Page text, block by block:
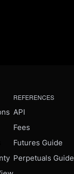
REFERENCES
API
Fees
Futures Guide
Perpetuals Guide